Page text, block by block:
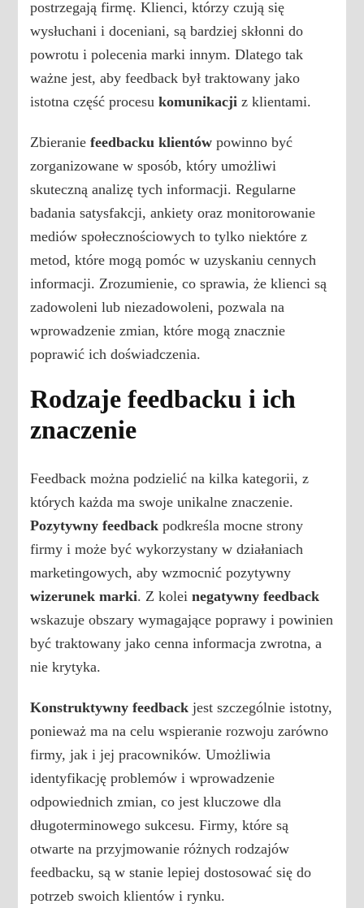
postrzegają firmę. Klienci, którzy czują się
wysłuchani i doceniani, są bardziej skłonni do
powrotu i polecenia marki innym. Dlatego tak
ważne jest, aby feedback był traktowany jako
istotna część procesukomunikacji z klientami.
Zbieraniefeedbacku klientów powinno być
zorganizowane w sposób, który umożliwi
skuteczną analizę tych informacji. Regularne
badania satysfakcji, ankiety oraz monitorowanie
mediów społecznościowych to tylko niektóre z
metod, które mogą pomóc w uzyskaniu cennych
informacji. Zrozumienie, co sprawia, że klienci są
zadowoleni lub niezadowoleni, pozwala na
wprowadzenie zmian, które mogą znacznie
poprawić ich doświadczenia.
Rodzaje feedbacku i ich
znaczenie
Feedback można podzielić na kilka kategorii, z
których każda ma swoje unikalne znaczenie.
Pozytywny feedback podkreśla mocne strony
firmy i może być wykorzystany w działaniach
marketingowych, aby wzmocnić pozytywny
wizerunek marki. Z koleinegatywny feedback
wskazuje obszary wymagające poprawy i powinien
być traktowany jako cenna informacja zwrotna, a
nie krytyka.
Konstruktywny feedback jest szczególnie istotny,
ponieważ ma na celu wspieranie rozwoju zarówno
firmy, jak i jej pracowników. Umożliwia
identyfikację problemów i wprowadzenie
odpowiednich zmian, co jest kluczowe dla
długoterminowego sukcesu. Firmy, które są
otwarte na przyjmowanie różnych rodzajów
feedbacku, są w stanie lepiej dostosować się do
potrzeb swoich klientów i rynku.